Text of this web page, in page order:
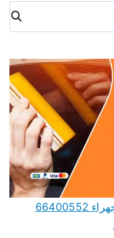
البح
ث
تظليل زجاج المنزل اسطبلات الجهراء 66400552